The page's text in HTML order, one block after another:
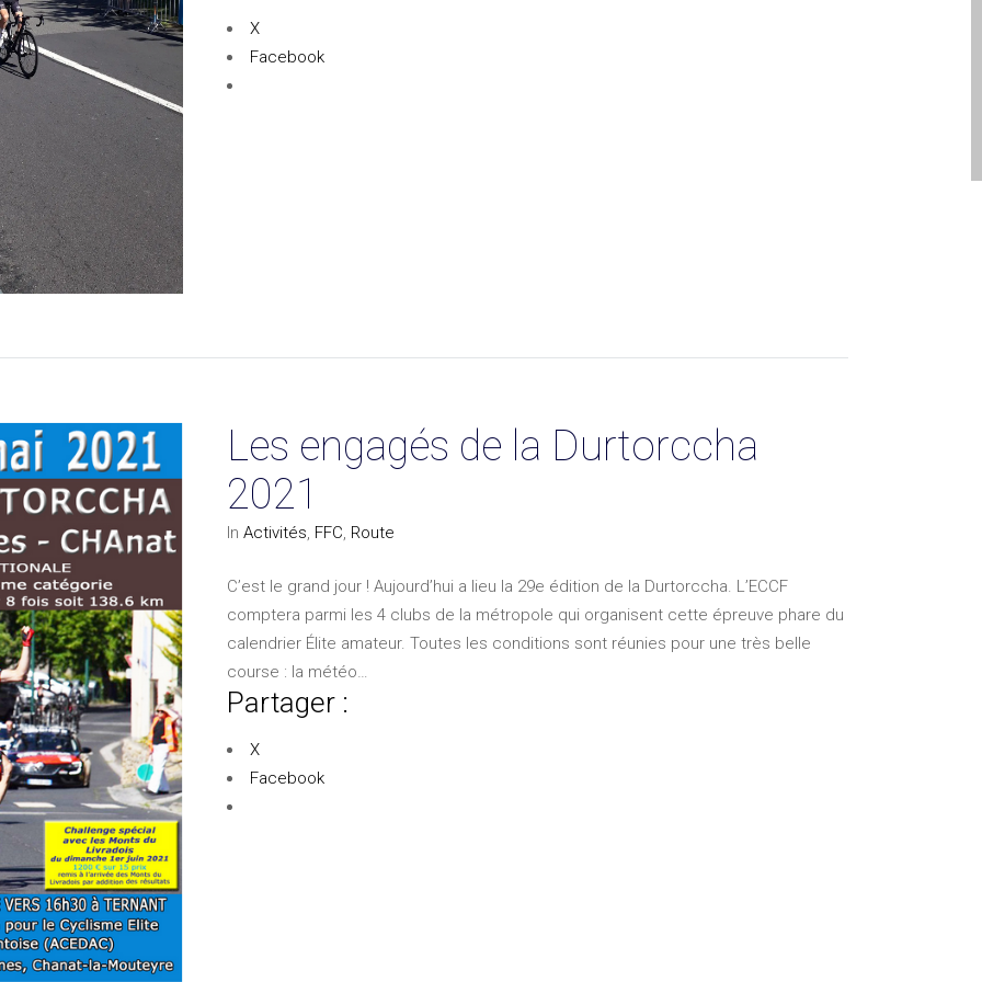
X
Facebook
Les engagés de la Durtorccha
2021
InActivités, FFC, Route
C’est le grand jour ! Aujourd’hui a lieu la 29e édition de la Durtorccha. L’ECCF
comptera parmi les 4 clubs de la métropole qui organisent cette épreuve phare du
calendrier Élite amateur. Toutes les conditions sont réunies pour une très belle
course : la météo…
Partager :
X
Facebook